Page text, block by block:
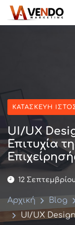
ΚΑΤΑΣΚΕΥΉ
UI/UX
Επιτυχία
12
Αρχική Blog
UI/UX